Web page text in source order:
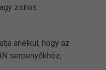
zsíros
anélkül, hogy az
serpenyőkhöz,